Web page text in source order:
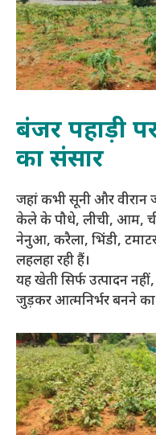
बंजर पहाड़ी
का संसार
जहां कभी सूनी और वीरान
केले के पौधे, लीची, आम,
नेनुआ, करैला, भिंडी,
लहलहा रही हैं।
यह खेती सिर्फ उत्पादन
जुड़कर आत्मनिर्भर बनने